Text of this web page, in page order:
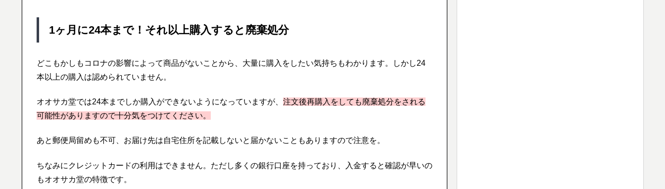
1ヶ月に24本まで！それ以上購入すると廃棄処分
どこもかしもコロナの影響によって商品がないことから、大量に購入をしたい気持ちもわかります。しかし24
本以上の購入は認められていません。
オオサカ堂では24本までしか購入ができないようになっていますが、 注文後再購入をしても廃棄処分をされる
可能性がありますので十分気をつけてください。
あと郵便局留めも不可、お届け先は自宅住所を記載しないと届かないこともありますので注意を。
ちなみにクレジットカードの利用はできません。ただし多くの銀行口座を持っており、入金すると確認が早いの
もオオサカ堂の特徴です。